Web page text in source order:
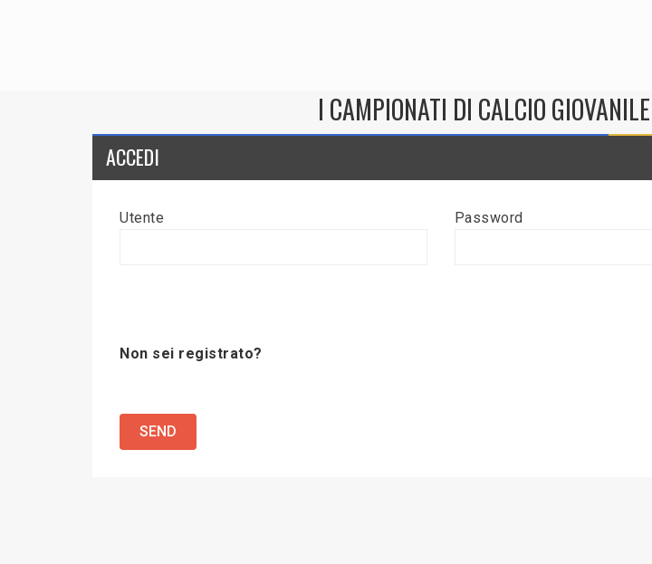
I CAMPIONATI DI CALCIO
ACCEDI
Utente
Password
Non sei registrato?